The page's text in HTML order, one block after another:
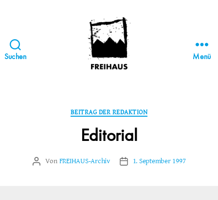
Suchen
STATTBAU
HAMBURG
Menü
Kategorien
BEITRAG DER REDAKTION
Editorial
Beitragsautor
Von FREIHAUS-Archiv Veröffentlichungsdatum
1. September 1997